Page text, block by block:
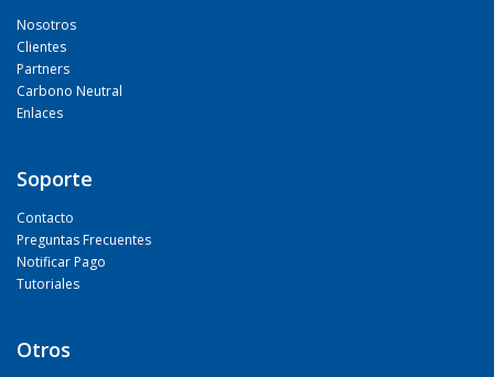
Nosotros
Clientes
Partners
Carbono Neutral
Enlaces
Soporte
Contacto
Preguntas Frecuentes
Notificar Pago
Tutoriales
Otros